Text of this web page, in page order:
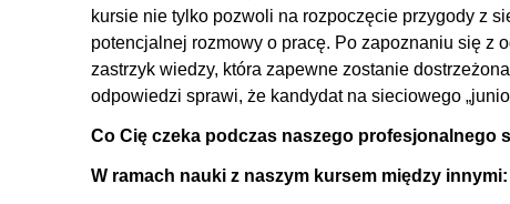
2.26. Czy po obydwu stronach połączenia sieciowego
2.27. Co to jest AAA? [27]
2.28. Co to jest Radius? [28]
2.30. Co to jest domena kolizyjna i domena
2.31. Jaka jest różnica pomiędzy komunikacją unicast,
kursie nie tylko pozwoli na rozpoczęcie przygody z
potencjalnej rozmowy o pracę. Po zapoznaniu się z
zastrzyk wiedzy, która zapewne zostanie
odpowiedzi sprawi, że kandydat na sieciowego
Co Cię czeka podczas naszego profesjonalnego
W ramach nauki z naszym kursem między innymi: